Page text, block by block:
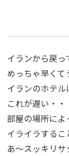
イランから戻っ
めっちゃ早く
イランのホテル
これが遅い・・
部屋の場所によ
イライラする
あ〜スッキリ